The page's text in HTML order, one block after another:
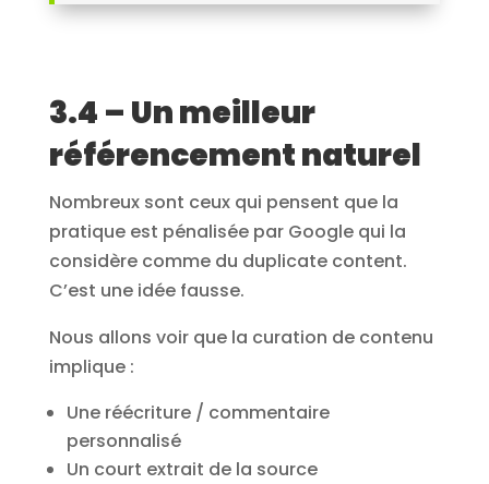
3.4 – Un meilleur
référencement naturel
Nombreux sont ceux qui pensent que la
pratique est pénalisée par Google qui la
considère comme du duplicate content.
C’est une idée fausse.
Nous allons voir que la curation de contenu
implique :
Une réécriture / commentaire
personnalisé
Un court extrait de la source